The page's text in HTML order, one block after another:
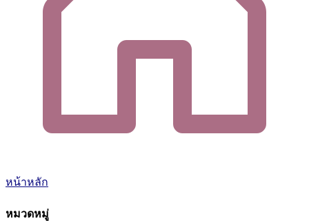
หน้าหลัก
หมวดหมู่